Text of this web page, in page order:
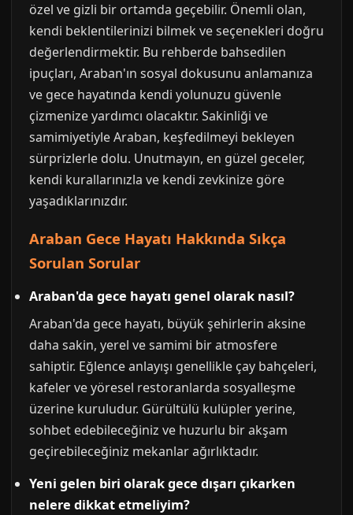
özel ve gizli bir ortamda geçebilir. Önemli olan,
kendi beklentilerinizi bilmek ve seçenekleri doğru
değerlendirmektir. Bu rehberde bahsedilen
ipuçları, Araban'ın sosyal dokusunu anlamanıza
ve gece hayatında kendi yolunuzu güvenle
çizmenize yardımcı olacaktır. Sakinliği ve
samimiyetiyle Araban, keşfedilmeyi bekleyen
sürprizlerle dolu. Unutmayın, en güzel geceler,
kendi kurallarınızla ve kendi zevkinize göre
yaşadıklarınızdır.
Araban Gece Hayatı Hakkında Sıkça
Sorulan Sorular
Araban'da gece hayatı genel olarak nasıl?
Araban'da gece hayatı, büyük şehirlerin aksine
daha sakin, yerel ve samimi bir atmosfere
sahiptir. Eğlence anlayışı genellikle çay bahçeleri,
kafeler ve yöresel restoranlarda sosyalleşme
üzerine kuruludur. Gürültülü kulüpler yerine,
sohbet edebileceğiniz ve huzurlu bir akşam
geçirebileceğiniz mekanlar ağırlıktadır.
Yeni gelen biri olarak gece dışarı çıkarken
nelere dikkat etmeliyim?